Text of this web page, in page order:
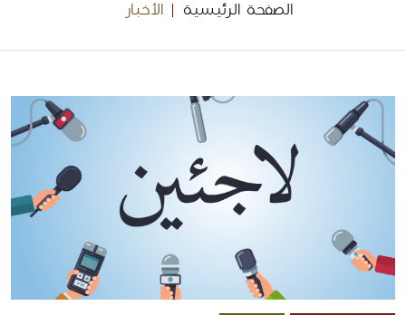
الصفحة الرئيسية الأخبار